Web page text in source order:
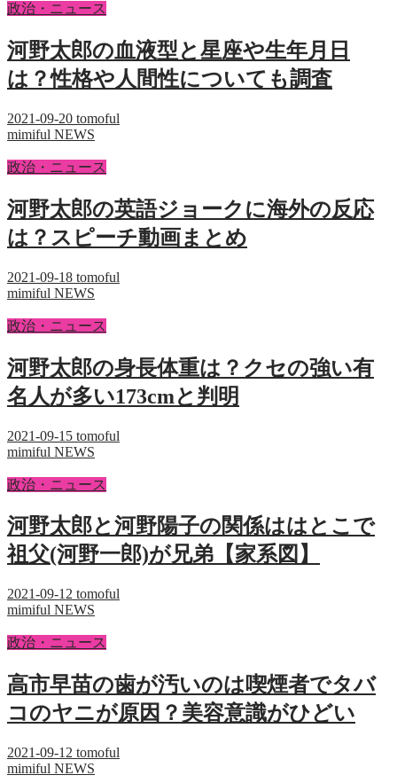
政治・ニュース
河野太郎の血液型と星座や生年月日
は？性格や人間性についても調査
2021-09-20 tomoful
mimiful NEWS
政治・ニュース
河野太郎の英語ジョークに海外の反応
は？スピーチ動画まとめ
2021-09-18 tomoful
mimiful NEWS
政治・ニュース
河野太郎の身長体重は？クセの強い有
名人が多い173cmと判明
2021-09-15 tomoful
mimiful NEWS
政治・ニュース
河野太郎と河野陽子の関係ははとこで
祖父(河野一郎)が兄弟【家系図】
2021-09-12 tomoful
mimiful NEWS
政治・ニュース
高市早苗の歯が汚いのは喫煙者でタバ
コのヤニが原因？美容意識がひどい
2021-09-12 tomoful
mimiful NEWS